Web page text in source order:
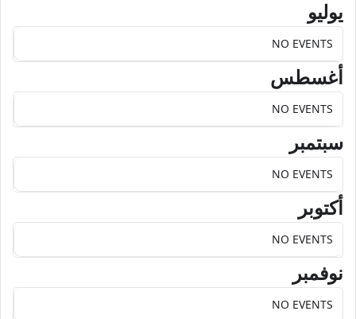
يوليو
NO EVENTS
أغسطس
NO EVENTS
سبتمبر
NO EVENTS
أكتوبر
NO EVENTS
نوفمبر
NO EVENTS